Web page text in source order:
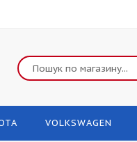
VOLKSWAGEN